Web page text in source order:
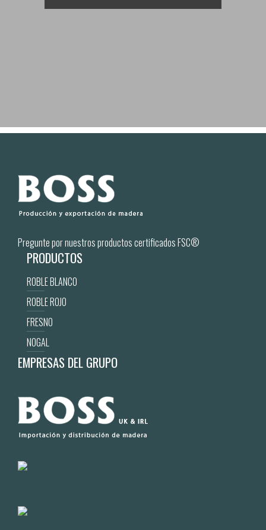
Pregunte por nuestros productos certificados FSC®
PRODUCTOS
ROBLE BLANCO
ROBLE ROJO
FRESNO
NOGAL
EMPRESAS DEL GRUPO